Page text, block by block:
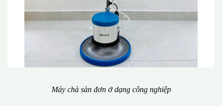
Máy chà sàn đơn ở dạng công nghiệp